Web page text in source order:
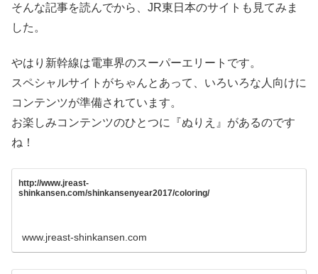
そんな記事を読んでから、JR東日本のサイトも見てみま
した。
やはり新幹線は電車界のスーパーエリートです。
スペシャルサイトがちゃんとあって、いろいろな人向けに
コンテンツが準備されています。
お楽しみコンテンツのひとつに『ぬりえ』があるのです
ね！
http://www.jreast-
shinkansen.com/shinkansenyear2017/coloring/
www.jreast-shinkansen.com